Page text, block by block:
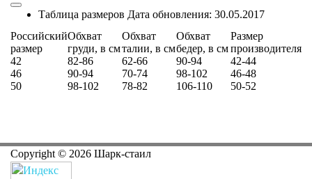
Таблица размеров Дата обновления: 30.05.2017
Российский
размер
Обхват
груди, в см
Обхват
талии, в см
Обхват
бедер, в см
Размер
производителя
42
82-86 62-66 90-94
42-44
46
90-94 70-74 98-102
46-48
50
98-102 78-82 106-110 50-52
Copyright © 2026 Шарк-стаил